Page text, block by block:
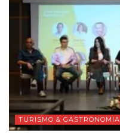
TURISMO & GASTRONOMIA